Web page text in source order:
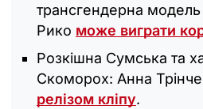
трансгендерна
Рико може виграти
Розкішна Сумська та
Скоморох: Анна
релізом кліпу.